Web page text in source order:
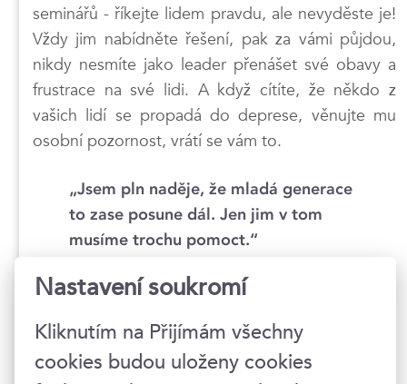
seminářů - říkejte lidem pravdu, ale nevyděste je!
Vždy jim nabídněte řešení, pak za vámi půjdou,
nikdy nesmíte jako leader přenášet své obavy a
frustrace na své lidi. A když cítíte, že někdo z
vašich lidí se propadá do deprese, věnujte mu
osobní pozornost, vrátí se vám to.
„Jsem pln naděje, že mladá generace
to zase posune dál. Jen jim v tom
musíme trochu pomoct.“
Budou firmy po svých zkušenostech s home
jiných měst, ale i z jiných zemí?
Nastavení soukromí
Kliknutím na Přijímám všechny
cookies budou uloženy cookies